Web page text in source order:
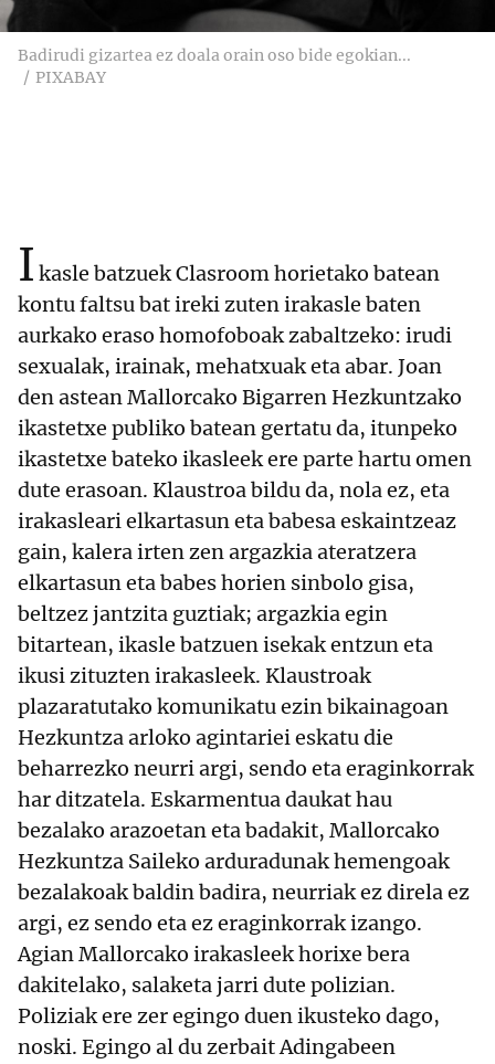
Badirudi gizartea ez doala orain oso bide egokian...
PIXABAY
I kasle batzuek Clasroom horietako batean
kontu faltsu bat ireki zuten irakasle baten
aurkako eraso homofoboak zabaltzeko: irudi
sexualak, irainak, mehatxuak eta abar. Joan
den astean Mallorcako Bigarren Hezkuntzako
ikastetxe publiko batean gertatu da, itunpeko
ikastetxe bateko ikasleek ere parte hartu omen
dute erasoan. Klaustroa bildu da, nola ez, eta
irakasleari elkartasun eta babesa eskaintzeaz
gain, kalera irten zen argazkia ateratzera
elkartasun eta babes horien sinbolo gisa,
beltzez jantzita guztiak; argazkia egin
bitartean, ikasle batzuen isekak entzun eta
ikusi zituzten irakasleek. Klaustroak
plazaratutako komunikatu ezin bikainagoan
Hezkuntza arloko agintariei eskatu die
beharrezko neurri argi, sendo eta eraginkorrak
har ditzatela. Eskarmentua daukat hau
bezalako arazoetan eta badakit, Mallorcako
Hezkuntza Saileko arduradunak hemengoak
bezalakoak baldin badira, neurriak ez direla ez
argi, ez sendo eta ez eraginkorrak izango.
Agian Mallorcako irakasleek horixe bera
dakitelako, salaketa jarri dute polizian.
Poliziak ere zer egingo duen ikusteko dago,
noski. Egingo al du zerbait Adingabeen